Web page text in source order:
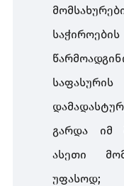
გარდა იმ
ასეთი
უფასოდ;